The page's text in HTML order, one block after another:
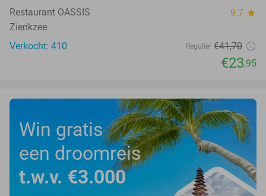
Restaurant OASSIS 9.7 star
Zierikzee
Verkocht: 410
Regulier €41,70
€23,95
Win gratis
een droomreis
t.w.v. €3.000